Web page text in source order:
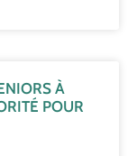
À
POUR